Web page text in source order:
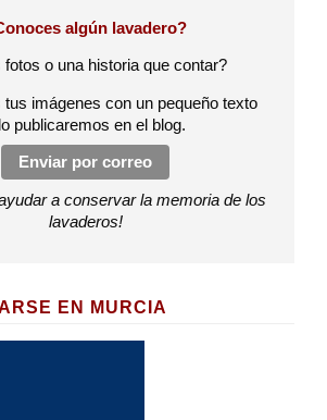
algún lavadero?
fotos o una historia que contar?
imágenes con un pequeño texto
publicaremos en el blog.
Enviar por correo
a conservar la memoria de los
lavaderos!
EN MURCIA